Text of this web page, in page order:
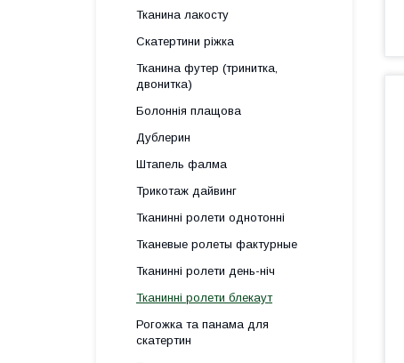
Тканина лакосту
Скатертини ріжка
Тканина футер (тринитка,
двонитка)
Болоннія плащова
Дублерин
Штапель фалма
Трикотаж дайвинг
Тканинні ролети однотонні
Тканевые ролеты фактурные
Тканинні ролети день-ніч
Тканинні ролети блекаут
Рогожка та панама для
скатертин